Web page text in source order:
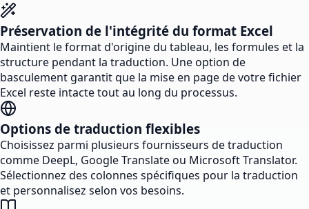
Préservation de l'intégrité du format Excel
Maintient le format d'origine du tableau, les formules et la
structure pendant la traduction. Une option de
basculement garantit que la mise en page de votre fichier
Excel reste intacte tout au long du processus.
Options de traduction flexibles
Choisissez parmi plusieurs fournisseurs de traduction
comme DeepL, Google Translate ou Microsoft Translator.
Sélectionnez des colonnes spécifiques pour la traduction
et personnalisez selon vos besoins.